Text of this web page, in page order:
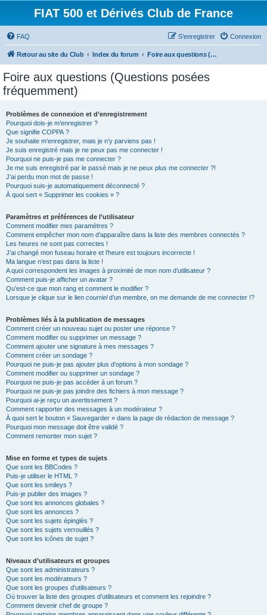
FIAT 500 et Dérivés Club de France
FAQ Connexion
S’enregistrer
Retour au site du Club Index du forum Foire aux questions (Questions posées fréquemment)
Foire aux questions (Questions posées
fréquemment)
Problèmes de connexion et d’enregistrement
Pourquoi dois-je m’enregistrer ?
Que signifie COPPA ?
Je souhaite m’enregistrer, mais je n’y parviens pas !
Je suis enregistré mais je ne peux pas me connecter !
Pourquoi ne puis-je pas me connecter ?
Je me suis enregistré par le passé mais je ne peux plus me connecter ?!
J’ai perdu mon mot de passe !
Pourquoi suis-je automatiquement déconnecté ?
À quoi sert « Supprimer les cookies » ?
Paramètres et préférences de l’utilisateur
Comment modifier mes paramètres ?
Comment empêcher mon nom d’apparaître dans la liste des membres connectés ?
Les heures ne sont pas correctes !
J’ai changé mon fuseau horaire et l’heure est toujours incorrecte !
Ma langue n’est pas dans la liste !
A quoi correspondent les images à proximité de mon nom d’utilisateur ?
Comment puis-je afficher un avatar ?
Qu’est-ce que mon rang et comment le modifier ?
Lorsque je clique sur le lien courrield’un membre, on me demande de me connecter !?
Problèmes liés à la publication de messages
Comment créer un nouveau sujet ou poster une réponse ?
Comment modifier ou supprimer un message ?
Comment ajouter une signature à mes messages ?
Comment créer un sondage ?
Pourquoi ne puis-je pas ajouter plus d’options à mon sondage ?
Comment modifier ou supprimer un sondage ?
Pourquoi ne puis-je pas accéder à un forum ?
Pourquoi ne puis-je pas joindre des fichiers à mon message ?
Pourquoi ai-je reçu un avertissement ?
Comment rapporter des messages à un modérateur ?
À quoi sert le bouton « Sauvegarder » dans la page de rédaction de message ?
Pourquoi mon message doit être validé ?
Comment remonter mon sujet ?
Mise en forme et types de sujets
Que sont les BBCodes ?
Puis-je utiliser le HTML ?
Que sont les smileys ?
Puis-je publier des images ?
Que sont les annonces globales ?
Que sont les annonces ?
Que sont les sujets épinglés ?
Que sont les sujets verrouillés ?
Que sont les icônes de sujet ?
Niveaux d’utilisateurs et groupes
Que sont les administrateurs ?
Que sont les modérateurs ?
Que sont les groupes d’utilisateurs ?
Où trouver la liste des groupes d’utilisateurs et comment les rejoindre ?
Comment devenir chef de groupe ?